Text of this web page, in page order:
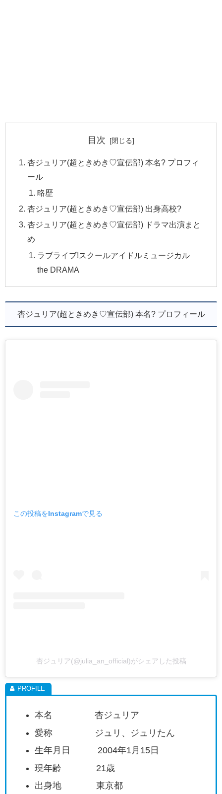
目次
杏ジュリア(超ときめき♡宣伝部) 本名? プロフィ
ール
略歴
杏ジュリア(超ときめき♡宣伝部) 出身高校?
杏ジュリア(超ときめき♡宣伝部) ドラマ出演まと
め
ラブライブ!スクールアイドルミュージカル
the DRAMA
杏ジュリア(超ときめき♡宣伝部) 本名? プロフィール
この投稿をInstagramで見る
杏ジュリア(@julia_an_official)がシェアした投稿
本名 杏ジュリア
愛称 ジュリ、ジュリたん
生年月日 2004年1月15日
現年齢 21歳
出身地 東京都